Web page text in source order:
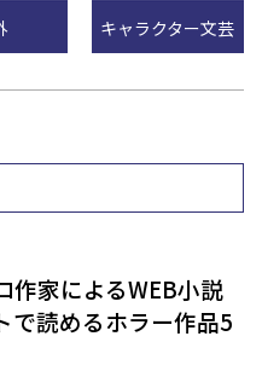
キャラクター文芸
作家によるWEB小説
で読めるホラー作品5